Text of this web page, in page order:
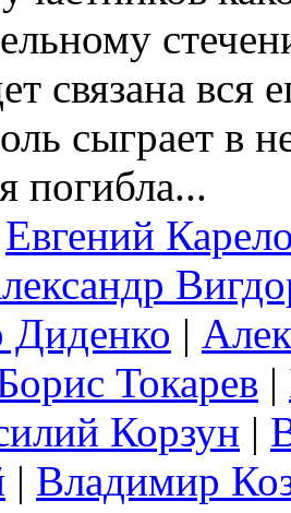
связана
сыграет в
погибла...
Евгений
Диденко |
Токарев |
Корзун |
| Владимир